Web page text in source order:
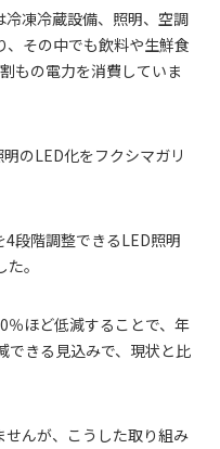
凍冷蔵設備、照明、空調
その中でも飲料や生鮮食
もの電力を消費していま
のLED化をフクシマガリ
4段階調整できるLED照明
。
％ほど低減することで、年
できる見込みで、現状と比
んが、こうした取り組み